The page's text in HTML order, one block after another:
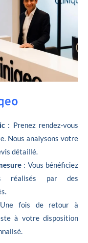
: Prenez rendez-vous
Nous analysons votre
détaillé.
: Vous bénéficiez
réalisés par des
fois de retour à
à votre disposition